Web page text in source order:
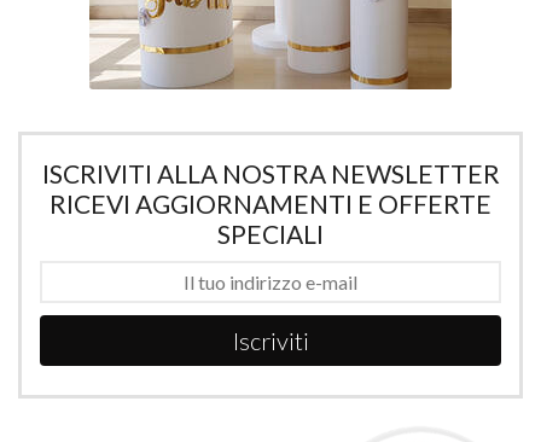
ISCRIVITI ALLA NOSTRA NEWSLETTER
RICEVI AGGIORNAMENTI E OFFERTE
SPECIALI
Iscriviti